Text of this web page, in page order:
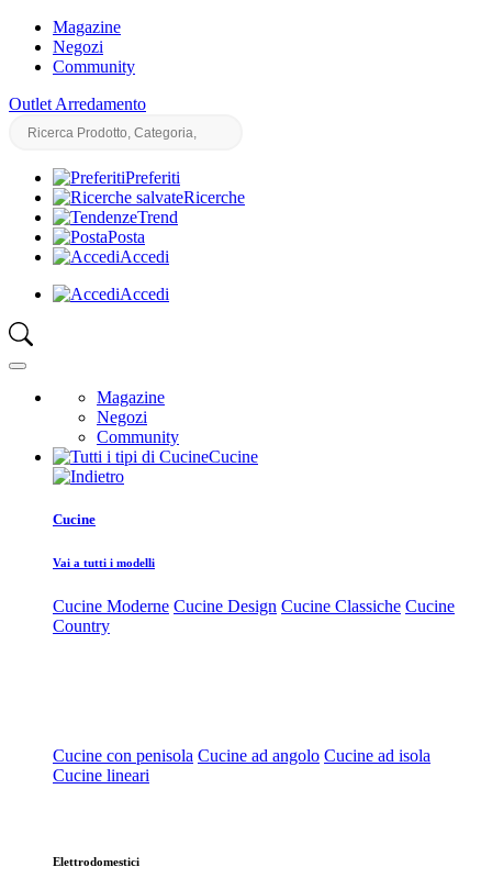
Magazine
Negozi
Community
Outlet Arredamento
Preferiti
Ricerche
Trend
Posta
Accedi
Accedi
Magazine
Negozi
Community
Cucine
Cucine
Vai a tutti i modelli
Cucine Moderne Cucine Design Cucine Classiche Cucine
Country
Cucine con penisola Cucine ad angolo Cucine ad isola
Cucine lineari
Elettrodomestici